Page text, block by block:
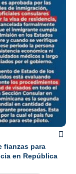
fianzas para
en República